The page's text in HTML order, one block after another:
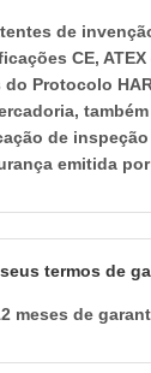
de
CE, ATEX
Protocolo
de
emitida
termos de
meses de